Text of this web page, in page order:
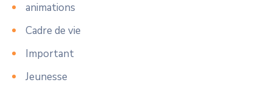
animations
Cadre de vie
Important
Jeunesse